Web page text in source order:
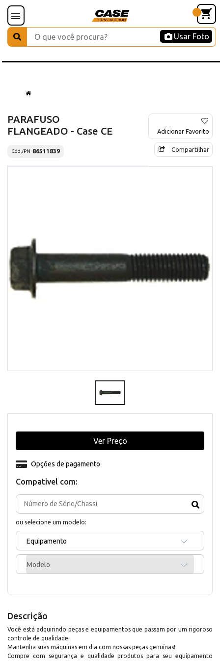
Usar Foto
PARAFUSO
FLANGEADO - Case CE
Cód./PN 86511839
Adicionar Favorito
Compartilhar
Compativel com:
ou selecione um modelo:
Equipamento
Modelo
Opções de pagamento
Ver Preço
Descrição
Você está adquirindo peças e equipamentos que passam por um rigoroso
controle de qualidade.
Mantenha suas máquinas em dia com nossas peças genuínas!
Compre com segurança e qualidade produtos para seu equipamento